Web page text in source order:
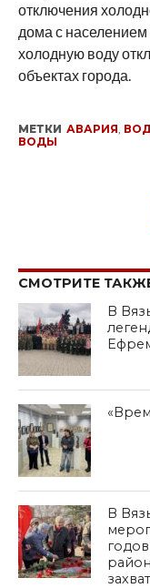
отключения
дома с населением
холодную воду
объектах города.
МЕТКИ АВАРИЯ,
ВОДЫ
СМОТРИТЕ
В
В